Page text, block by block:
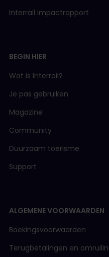
Interrail impactrapport
BEGIN HIER
Wat is Interrail?
Je pas gebruiken
Magazine
Community
Duurzaam toerisme
Support
ALGEMENE VOORWAARDEN
Boekingsvoorwaarden
Terugbetalingen en